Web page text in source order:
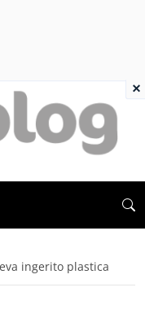
ingerito plastica
×